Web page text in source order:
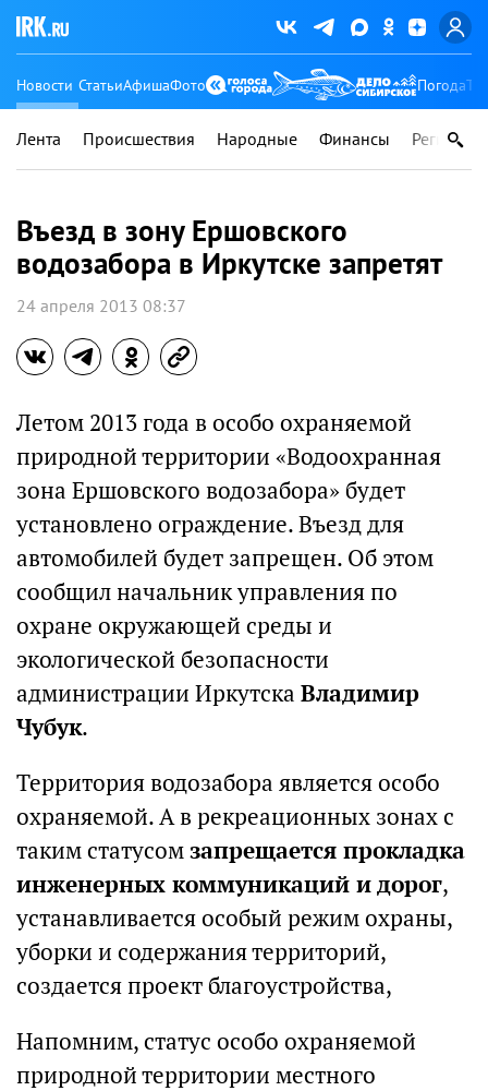
Новости СтатьиАфишаФото Погода
Лента Происшествия Народные Финансы Регионы
Въезд в зону Ершовского
водозабора в Иркутске запретят
24 апреля 2013 08:37
Летом 2013 года в особо охраняемой
природной территории «Водоохранная
зона Ершовского водозабора» будет
установлено ограждение. Въезд для
автомобилей будет запрещен. Об этом
сообщил начальник управления по
охране окружающей среды и
экологической безопасности
администрации Иркутска Владимир
Чубук.
Территория водозабора является особо
охраняемой. А в рекреационных зонах с
таким статусомзапрещается прокладка
инженерных коммуникаций и дорог,
устанавливается особый режим охраны,
уборки и содержания территорий,
создается проект благоустройства,
Напомним, статус особо охраняемой
природной территории местного